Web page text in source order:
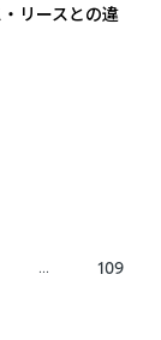
リースとの違
... 109